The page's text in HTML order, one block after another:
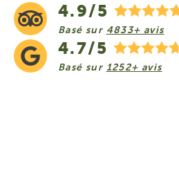
4.9/5
Basé sur 4833+ avis
4.7/5
Basé sur 1252+ avis